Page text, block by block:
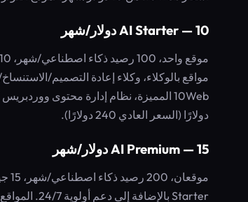
AI Starter — 10 دولار/شهر
دولارًا (السعر العادي 240 دولارًا).
AI Premium — 15 دولار/شهر